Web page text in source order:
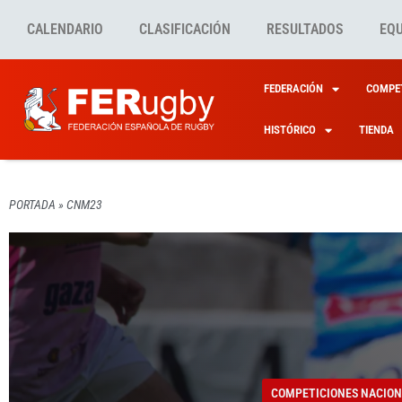
CALENDARIO CLASIFICACIÓN RESULTADOS
FEDERACIÓN
HISTÓRICO TIENDA
PORTADA » CNM23
COMPETICIONES
COMPETICIONES
COMPETICIONES
COMPETICIONES
COMPETICIONES
ESTE
COMPETICIONES